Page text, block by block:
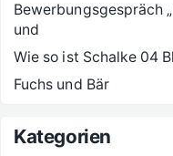
Bewerbungsgespräch
und
Wie so ist Schalke 04
Fuchs und Bär
Kategorien